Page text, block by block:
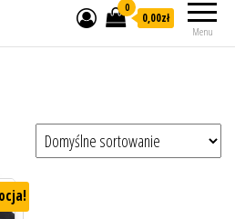
Menu
0
0,00zł